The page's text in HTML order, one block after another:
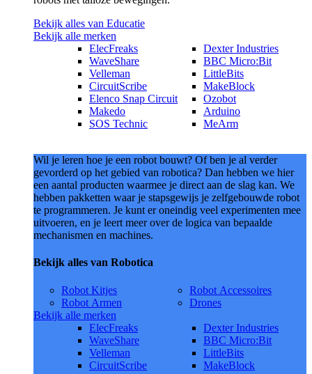
Bekijk alles van Educatie
Bekijk alle merken
ElecFreaks
WaveShare
Velleman
CircuitScribe
Elenco Snap Circuit
Makedo
SOS Technic
Dexter Industries
BBC Micro:Bit
LittleBits
MakeBlock
Ozobot
Arduino
MeArm
Wil je leren hoe je een robot bouwt? Of ben je al verder
gevorderd op het gebied van robotica? Dan hebben we hier
een aantal producten waarmee je direct aan de slag kan. We
hebben pakketten waar je stapsgewijs je zelfgebouwde robot
te programmeren. Je kunt er oneindig veel experimenten mee
uitvoeren, en je leert meer over de logica van bepaalde
mechanismen en machines.
Bekijk alles van Robotica
Robot Kitjes
Robot Armen
Robot Accessoires
Drones
Bekijk alle merken
ElecFreaks
WaveShare
Velleman
CircuitScribe
Dexter Industries
BBC Micro:Bit
LittleBits
MakeBlock